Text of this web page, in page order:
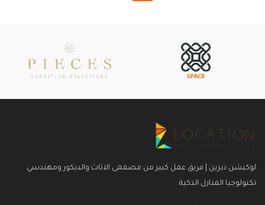
لوكيشن ديزين | فريق عمل كبير من مصممى الاثاث والديكور ومهندسي
تكنولوجيا المنازل الذكية